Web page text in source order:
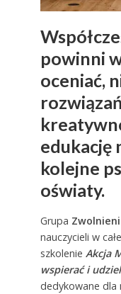
powinni
oceniać,
edukację
kolejne
oświaty.
Grupa
nauczycieli w
szkolenie Akcja
wspierać i
dedykowane dla